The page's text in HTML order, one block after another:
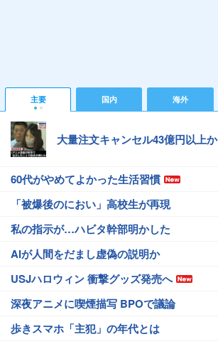
主要 国内 海外
大量注文キャンセル43億円以上か
60代がやめてよかった生活習慣
「被爆後のにおい」高校生が再現
私の指示が…ハビタ幹部明かした
AIが人間をだまし虚偽の説明か
USJハロウィン 衝撃グッズ発売へ
深夜アニメに喫煙描写 BPOで議論
歩きスマホ「主犯」の年代とは